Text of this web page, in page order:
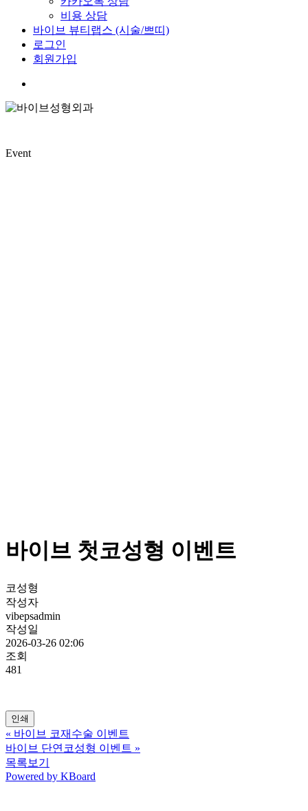
비용 상담
바이브 뷰티랩스 (시술/쁘띠)
로그인
회원가입
Event
바이브 첫코성형 이벤트
코성형
작성자
vibepsadmin
작성일
2026-03-26 02:06
조회
481
인쇄
« 바이브 코재수술 이벤트
바이브 단연코성형 이벤트 »
목록보기
Powered by KBoard